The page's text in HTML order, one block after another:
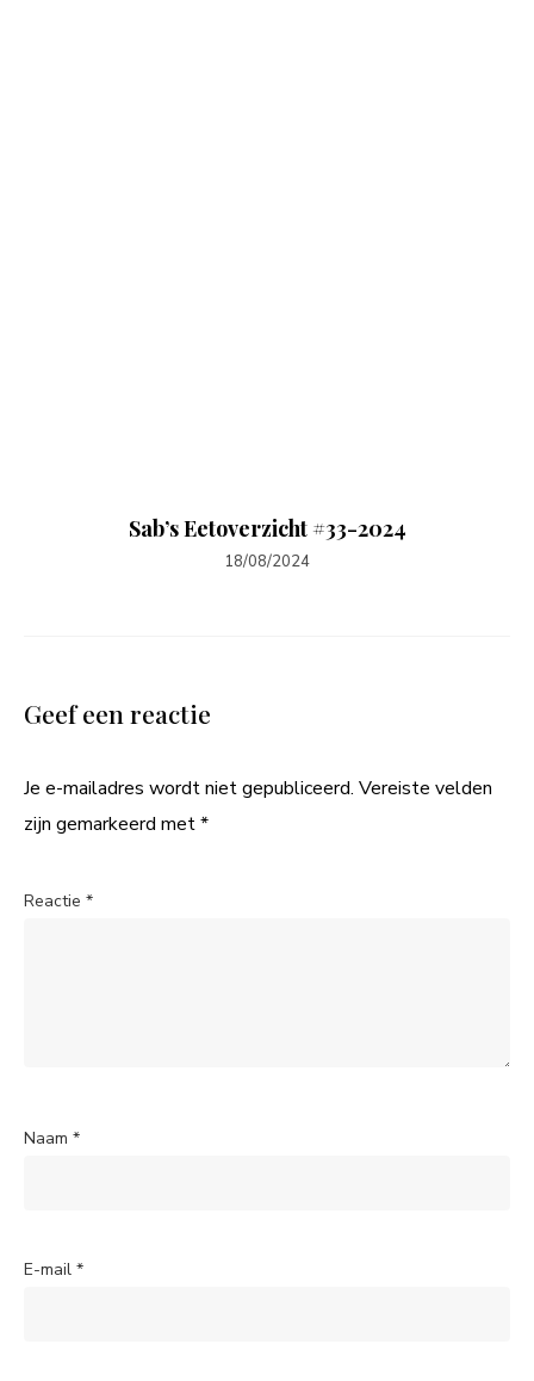
Sab’s Eetoverzicht #33-2024
18/08/2024
Geef een reactie
Je e-mailadres wordt niet gepubliceerd. Vereiste velden
zijn gemarkeerd met*
Reactie *
Naam *
E-mail *